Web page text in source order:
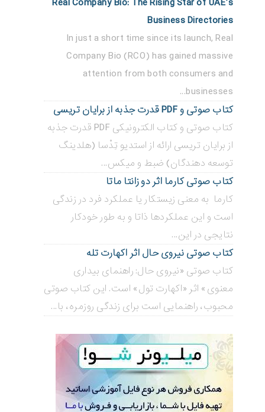
Business Directories
In just a short time since its launch, Real
Company Bio (RCO) has gained massive
attention from both consumers and
businesses...
کتاب صوتی و PDF قدرت جذبه از برایان تریسی
کتاب صوتی و کتاب الکترونیکی PDF قدرت جذبه
از برایان تریسی ارائه از استدیو تِدْسا (هلدینگ
توسعه دهندگان) ضبط و میکس...
کتاب صوتی کارما اثر دو زانتا ماتا
کارما به معنی زیستکار یا عملکرد فرد در زندگی
است و این عملکردها ذاتا و به طور خودکار
نتایجی در این...
کتاب صوتی نیروی حال اثر اکهارت تله
کتاب صوتی «نیروی حال: راهنمای بیداری
معنوی» اثر «اکهارت تول» است. این کتاب صوتی
محبوب، راهنمایی است برای زندگی روزمره، با...